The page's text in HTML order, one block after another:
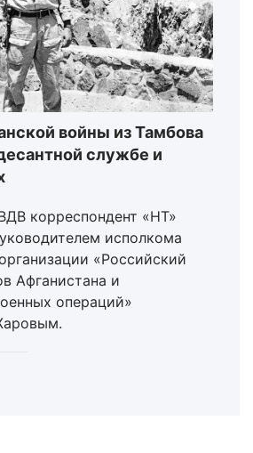
войны из Тамбова
службе и
корреспондент «НТ»
исполкома
«Российский
Афганистана и
операций»